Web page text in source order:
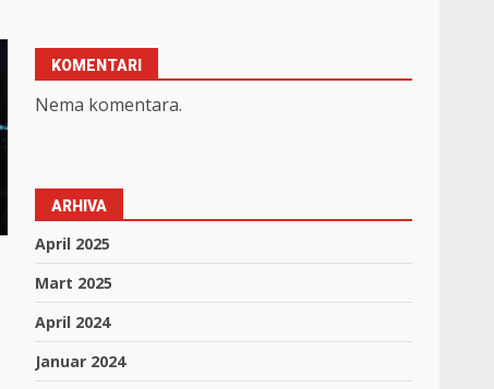
KOMENTARI
Nema komentara.
ARHIVA
April 2025
Mart 2025
April 2024
Januar 2024